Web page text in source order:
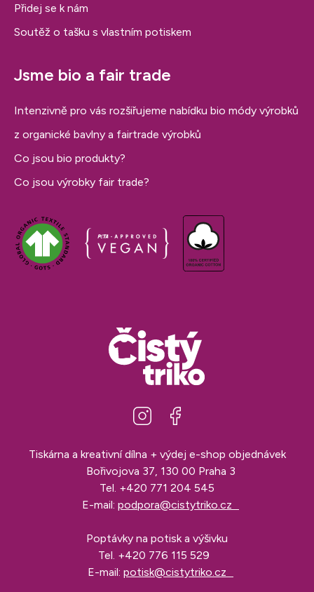
Přidej se k nám
Soutěž o tašku s vlastním potiskem
Jsme bio a fair trade
Intenzivně pro vás rozšiřujeme nabídku bio módy výrobků
z organické bavlny a fairtrade výrobků
Co jsou bio produkty?
Co jsou výrobky fair trade?
Tiskárna a kreativní dílna + výdej e-shop objednávek
Bořivojova 37, 130 00 Praha 3
Tel. +420 771 204 545
E-mail: podpora@cistytriko.cz
Poptávky na potisk a výšivku
Tel. +420 776 115 529
E-mail: potisk@cistytriko.cz